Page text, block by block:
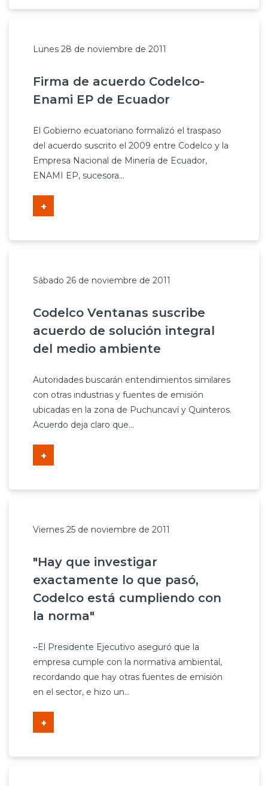
Lunes 28 de noviembre de 2011
Firma de acuerdo Codelco-
Enami EP de Ecuador
El Gobierno ecuatoriano formalizó el traspaso
del acuerdo suscrito el 2009 entre Codelco y la
Empresa Nacional de Minería de Ecuador,
ENAMI EP, sucesora...
+
Sábado 26 de noviembre de 2011
Codelco Ventanas suscribe
acuerdo de solución integral
del medio ambiente
Autoridades buscarán entendimientos similares
con otras industrias y fuentes de emisión
ubicadas en la zona de Puchuncaví y Quinteros.
Acuerdo deja claro que...
+
Viernes 25 de noviembre de 2011
"Hay que investigar
exactamente lo que pasó,
Codelco está cumpliendo con
la norma"
••El Presidente Ejecutivo aseguró que la
empresa cumple con la normativa ambiental,
recordando que hay otras fuentes de emisión
en el sector, e hizo un...
+